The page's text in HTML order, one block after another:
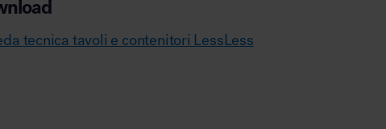
tecnica tavoli e contenitori LessLess